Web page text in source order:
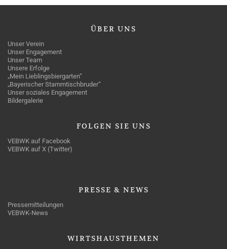
ÜBER UNS
Unser Verein
Unser Engagement
Unser Team
Unsere Erfolge
„Mein Lieblingsbiergarten“
„Bayerischer Stammtischbruder“
Unser soziales Engagement
Bildergalerie
FOLGEN SIE UNS
VEBWK auf Facebook
VEBWK auf X (Twitter)
PRESSE & NEWS
Pressemitteilungen
VEBWK-News
WIRTSHAUSTHEMEN